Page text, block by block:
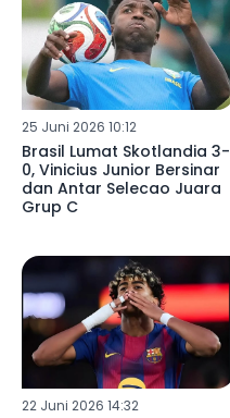
25 Juni 2026 10:12
Brasil Lumat Skotlandia 3-
0, Vinicius Junior Bersinar
dan Antar Selecao Juara
Grup C
22 Juni 2026 14:32